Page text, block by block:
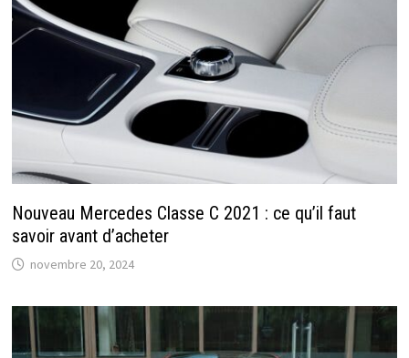
Nouveau Mercedes Classe C 2021 : ce qu’il faut
savoir avant d’acheter
novembre 20, 2024